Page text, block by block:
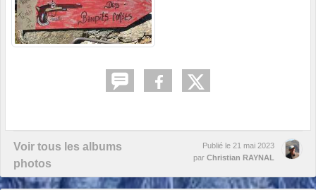
Voir tous les albums
photos
Publié le 21 mai 2023
par Christian RAYNAL